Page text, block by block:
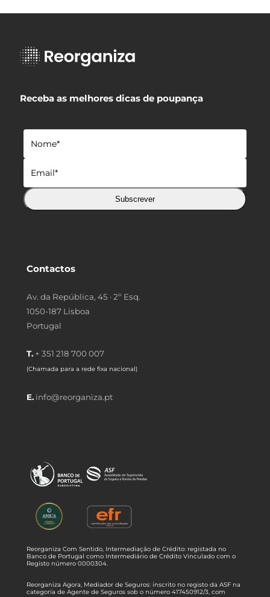
Receba as melhores dicas de poupança
Subscrever
Contactos
Av. da República, 45 · 2º Esq.
1050-187 Lisboa
Portugal
T. + 351 218 700 007
(Chamada para a rede fixa nacional)
E. info@reorganiza.pt
Reorganiza Com Sentido, Intermediação de Crédito: registada no
Banco de Portugal como Intermediário de Crédito Vinculado com o
Registo número 0000304.
Reorganiza Agora, Mediador de Seguros: inscrito no registo da ASF na
categoria de Agente de Seguros sob o número 417450912/3, com